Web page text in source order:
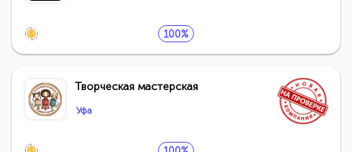
100%
Творческая мастерская
Уфа